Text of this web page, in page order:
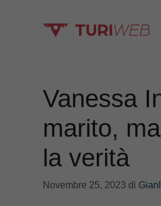
Vanessa
marito,
la verità
Novembre 25, 2023 di